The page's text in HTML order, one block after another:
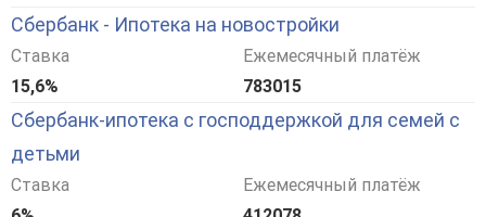
Сбербанк - Ипотека на новостройки
Ставка
15,6%
Ежемесячный платёж
783015
Сбербанк-ипотека с господдержкой для семей с
детьми
Ставка
Ежемесячный платёж